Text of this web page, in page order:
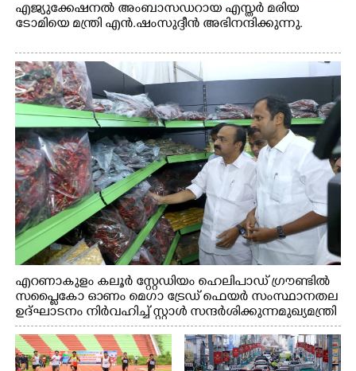
എജ്യുക്കേഷനൽ അംബാസഡറായ എസ്തർ മരിയ
ടോമിയെ മന്ത്രി എൻ.ഷംസുദ്ദീൻ അഭിനന്ദിക്കുന്നു.
എറണാകുളം കലൂർ സ്റ്റേഡിയം ഹെലിപാഡ് ഗ്രൗണ്ടിൽ
സപ്ളൈകോ ഓണം മെഗാ ട്രേഡ് ഫെയർ സംസ്ഥാനതല
ഉദ്ഘാടനം നിർവഹിച്ച് സ്റ്റാൾ സന്ദർശിക്കുന്ന മുഖ്യമന്ത്രി
വി.ഡി. സതീശൻ. മന്ത്രി അനൂപ് ജേക്കബ് സമീപം